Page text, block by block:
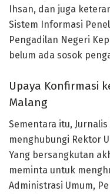
Ihsan, dan juga
Sistem Informasi
Pengadilan Negeri
belum ada sosok
Upaya Konfirmasi
Malang
Sementara itu,
menghubungi Rektor
Yang bersangkutan
meminta untuk
Administrasi Umum,